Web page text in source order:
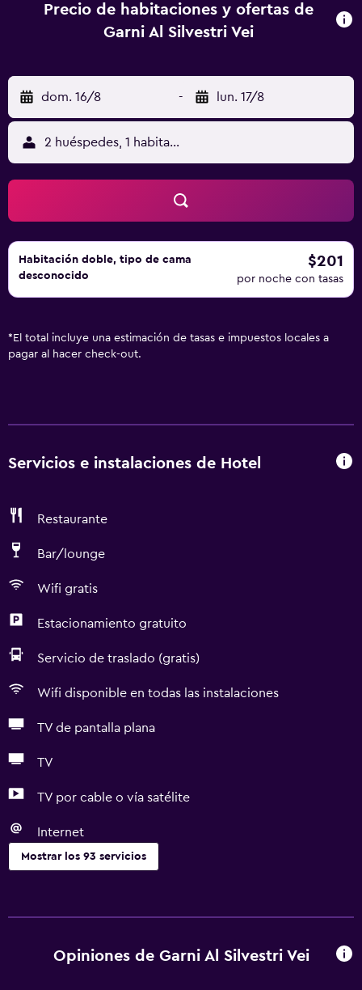
habitaciones del alojamiento están equipadas con TV de
pantalla plana y secador de pelo. El desayuno ofrece
esquí y ciclismo. Convento benedictino de San Juan está a
43 km del alojamiento. El aeropuerto (Aeropuerto de
Bolzano) está a 136 km.
Precio de habitaciones y ofertas de
Garni Al Silvestri Vei
dom. 16/8 - lun. 17/8
2 huéspedes, 1 habitación
Habitación doble, tipo de cama
desconocido
$201
por noche con tasas
* El total incluye una estimación de tasas e impuestos locales a
pagar al hacer check-out.
Servicios e instalaciones de Hotel
Restaurante
Bar/lounge
Wifi gratis
Estacionamiento gratuito
Servicio de traslado (gratis)
Wifi disponible en todas las instalaciones
TV de pantalla plana
TV
TV por cable o vía satélite
Internet
Mostrar los 93 servicios
Vista a una calle tranquila
Opiniones de Garni Al Silvestri Vei